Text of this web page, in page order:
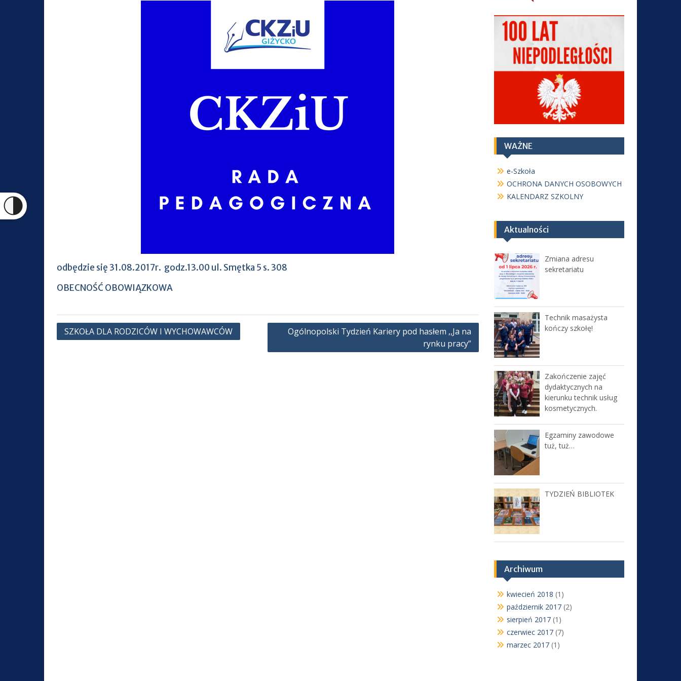
odbędzie się 31.08.2017r. godz.13.00 ul. Smętka 5 s. 308
OBECNOŚĆ OBOWIĄZKOWA
Nawigacja
SZKOŁA DLA RODZICÓW I WYCHOWAWCÓW
Ogólnopolski Tydzień Kariery pod hasłem ,,Ja na
rynku pracy”
WAŻNE
e-Szkoła
OCHRONA DANYCH OSOBOWYCH
KALENDARZ SZKOLNY
Aktualności
Zmiana adresu
sekretariatu
Technik masażysta
kończy szkołę!
Zakończenie zajęć
dydaktycznych na
kierunku technik usług
kosmetycznych.
Egzaminy zawodowe
tuż, tuż…
TYDZIEŃ BIBLIOTEK
Archiwum
kwiecień 2018 (1)
październik 2017(2)
sierpień 2017(1)
czerwiec 2017(7)
marzec 2017(1)